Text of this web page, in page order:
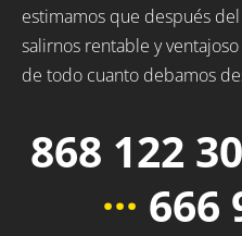
estimamos que después
salirnos rentable y
de todo cuanto debamos
868 122
··· 666